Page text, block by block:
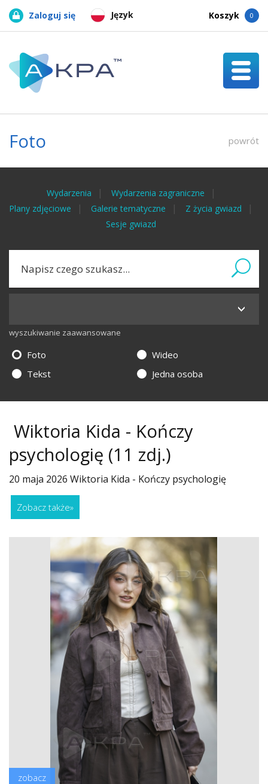
Język
Zaloguj się Koszyk 0
Foto powrót
Wydarzenia
Wydarzenia zagraniczne
Plany zdjęciowe
Galerie tematyczne
Z życia gwiazd
Sesje gwiazd
wyszukiwanie zaawansowane
Foto
Wideo
Tekst
Jedna osoba
Wiktoria Kida - Kończy
psychologię (11 zdj.)
20 maja 2026 Wiktoria Kida - Kończy psychologię
Zobacz także»
zobacz